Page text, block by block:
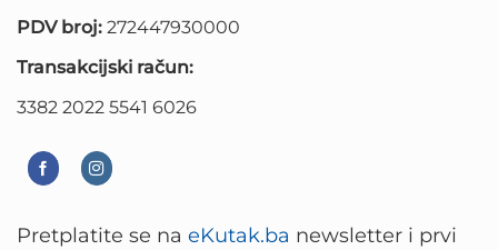
PDV broj: 272447930000
Transakcijski račun:
3382 2022 5541 6026
Pretplatite se na eKutak.ba newsletter i prvi